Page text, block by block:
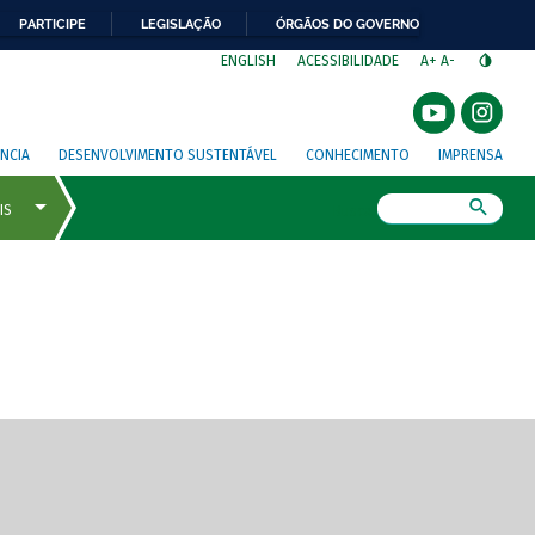
PARTICIPE LEGISLAÇÃO ÓRGÃOS DO GOVERNO
ENGLISH ACESSIBILIDADE A+ A-
DESENVOLVIMENTO SUSTENTÁVEL CONHECIMENTO IMPRENSA
de tela